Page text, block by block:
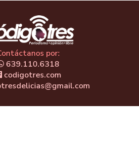
por:
639.110.6318
codigotres.com